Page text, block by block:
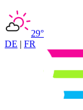
29°
DE | FR